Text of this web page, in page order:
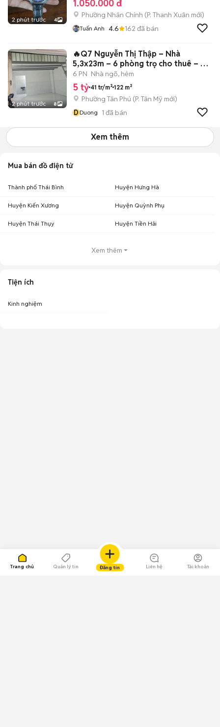
Trang chủ Quản lý tin Đăng tin Liên hệ Tài khoản
2 phút trước 4
1.050.000 đ
Phường Nhân Chính (P. Thanh Xuân mới)
Tuấn Anh 4.6 162 đã bán
2 phút trước 8
🔥Q7 Nguyễn Thị Thập – Nhà
5,3x23m – 6 phòng trọ cho thuê – Chỉ
5 tỷ TL
6 PN Nhà ngõ, hẻm
5 tỷ 41 tr/m² 122 m²
Phường Tân Phú (P. Tân Mỹ mới)
DDuong 1 đã bán
Xem thêm
Mua bán đồ điện tử
Thành phố Thái Bình Huyện Hưng Hà
Huyện Kiến Xương Huyện Quỳnh Phụ
Huyện Thái Thụy Huyện Tiền Hải
Xem thêm
Tiện ích
Kinh nghiệm